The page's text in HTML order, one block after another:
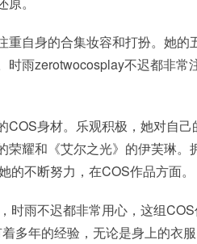
自身的合集妆容和打扮。她的
雨zerotwocosplay不迟都非常
身材。乐观积极，她对自
耀和《艾尔之光》的伊芙琳。
不断努力，在COS作品方面。
时雨不迟都非常用心，这组
多年的经验，无论是身上的衣